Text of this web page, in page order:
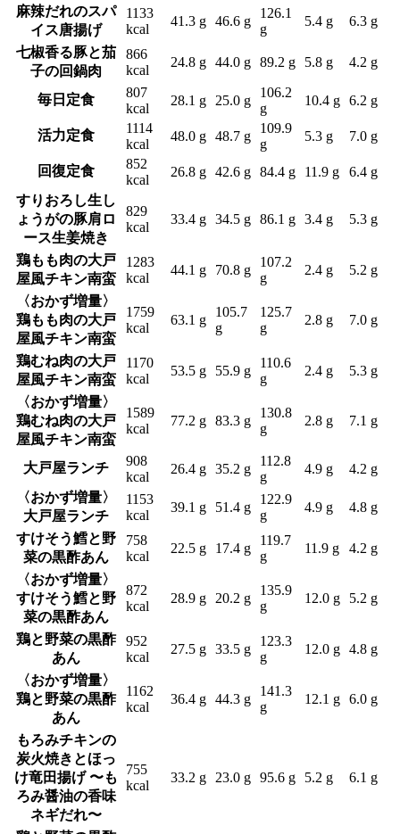
麻辣だれのスパ
イス唐揚げ
1133
kcal
41.3 g 46.6 g
126.1
g
5.4 g 6.3 g
七椒香る豚と茄
子の回鍋肉
866
kcal
24.8 g 44.0 g 89.2 g 5.8 g 4.2 g
毎日定食
807
kcal
28.1 g 25.0 g
106.2
g
10.4 g 6.2 g
活力定食
1114
kcal
48.0 g 48.7 g
109.9
g
5.3 g 7.0 g
回復定食
852
kcal
26.8 g 42.6 g 84.4 g 11.9 g
6.4 g
すりおろし生し
ょうがの豚肩ロ
ース生姜焼き
829
kcal
33.4 g 34.5 g 86.1 g 3.4 g 5.3 g
鶏もも肉の大戸
屋風チキン南蛮
1283
kcal
44.1 g 70.8 g
107.2
g
2.4 g 5.2 g
〈おかず増量〉
鶏もも肉の大戸
屋風チキン南蛮
1759
kcal
63.1 g
105.7
g
125.7
g
2.8 g 7.0 g
鶏むね肉の大戸
屋風チキン南蛮
1170
kcal
53.5 g 55.9 g
110.6
g
2.4 g 5.3 g
〈おかず増量〉
鶏むね肉の大戸
屋風チキン南蛮
1589
kcal
77.2 g 83.3 g
130.8
g
2.8 g 7.1 g
大戸屋ランチ
908
kcal
26.4 g 35.2 g
112.8
g
4.9 g
4.2 g
〈おかず増量〉
大戸屋ランチ
1153
kcal
39.1 g 51.4 g
122.9
g
4.9 g 4.8 g
すけそう鱈と野
菜の黒酢あん
758
kcal
22.5 g 17.4 g
119.7
g
11.9 g 4.2 g
〈おかず増量〉
すけそう鱈と野
菜の黒酢あん
872
kcal
28.9 g 20.2 g
135.9
g
12.0 g 5.2 g
鶏と野菜の黒酢
あん
952
kcal
27.5 g 33.5 g
123.3
g
12.0 g 4.8 g
〈おかず増量〉
鶏と野菜の黒酢
あん
1162
kcal
36.4 g 44.3 g
141.3
g
12.1 g 6.0 g
もろみチキンの
炭火焼きとほっ
け竜田揚げ 〜も
ろみ醤油の香味
ネギだれ〜
755
kcal
33.2 g 23.0 g 95.6 g 5.2 g 6.1 g